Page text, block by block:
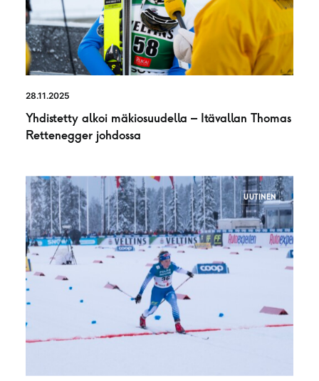
28.11.2025
Yhdistetty alkoi mäkiosuudella – Itävallan Thomas
Rettenegger johdossa
UUTINEN